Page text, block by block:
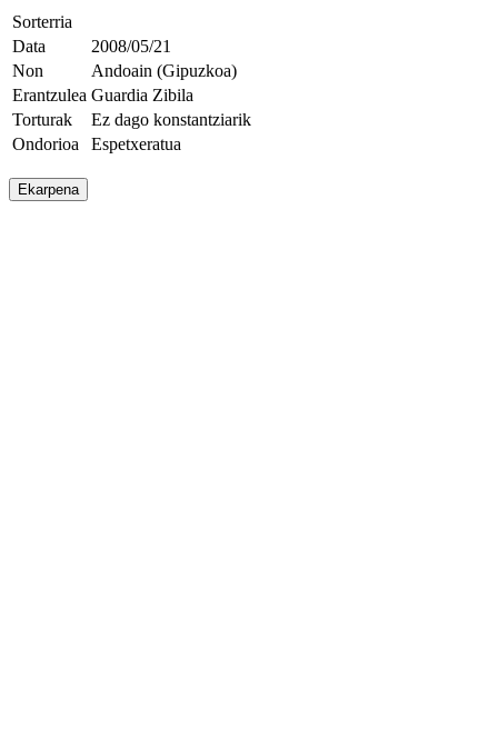
Sorterria
Data
2008/05/21
Non
Andoain (Gipuzkoa)
Erantzulea Guardia Zibila
Torturak
Ez dago konstantziarik
Ondorioa
Espetxeratua